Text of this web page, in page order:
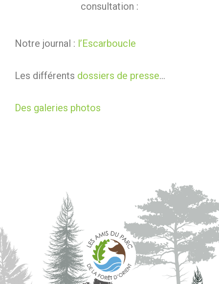
consultation :
Notre journal : l’Escarboucle
Les différents dossiers de presse…
Des galeries photos